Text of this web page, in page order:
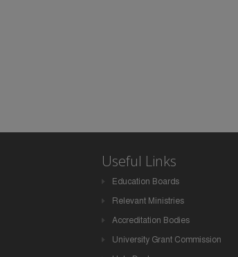
Useful Links
Education Boards
Relevant Ministries
Accreditation Bodies
University Grant Commission